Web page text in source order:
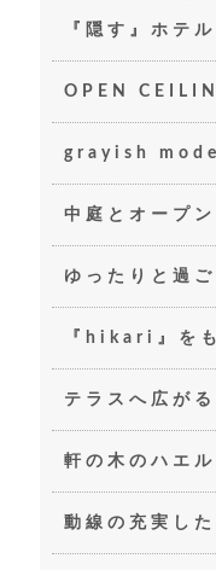
『隠す』ホテ
OPEN
grayish
中庭とオープ
ゆったりと過
『hikari』を
テラスへ広が
軒の木のハエル
動線の充実し